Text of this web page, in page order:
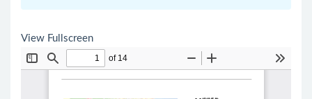
View Fullscreen